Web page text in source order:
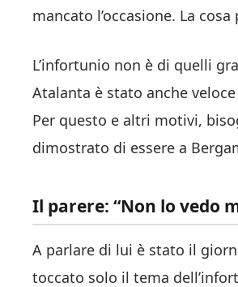
mancato l’occasione. La
L’infortunio non è di quelli
Atalanta è stato anche
Per questo e altri motivi,
dimostrato di essere a
Il parere: “Non lo vedo
A parlare di lui è stato il
toccato solo il tema